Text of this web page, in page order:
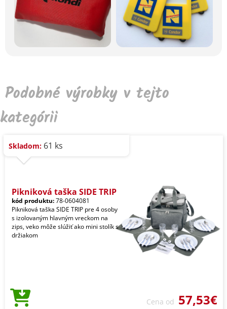
Podobné výrobky v tejto
kategórii
Skladom: 61 ks
Pikniková taška SIDE TRIP
kód produktu:78-0604081
Pikniková taška SIDE TRIP pre 4 osoby
s izolovaným hlavným vreckom na
zips, veko môže slúžiť ako mini stolík s
držiakom
Cena od 57,53€